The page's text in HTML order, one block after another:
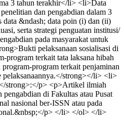
3 tahun terakhir</li> <li>Data
dan pengabdian dalam 3
&ndash; data poin (i) dan (ii)
serta strategi penguatan institusi/
pada masyarakat untuk
pelaksanaan sosialisasi di
program terkait tata laksana hibah
program terkait penjaminan
pelaksanaannya.</strong></li> <li>
strong>:</p> <p>Artikel ilmiah
di Fakultas atau Pusat
nasional ber-ISSN atau pada
p> </li> </ol> </li>